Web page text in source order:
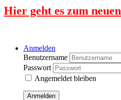
Hier geht es zum
Anmelden
Benutzername
Passwort
Angemeldet bleiben
Anmelden